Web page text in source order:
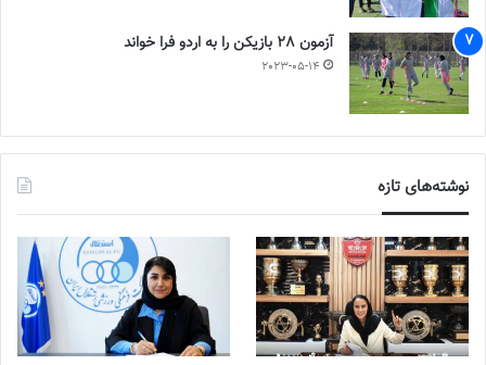
آزمون 28 بازیکن را به اردو فرا خواند
2023-05-14
نوشته‌های تازه